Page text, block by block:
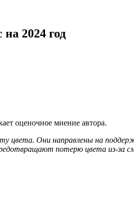
2024 год
оценочное мнение автора.
цвета. Они направлены на
потерю цвета из-за